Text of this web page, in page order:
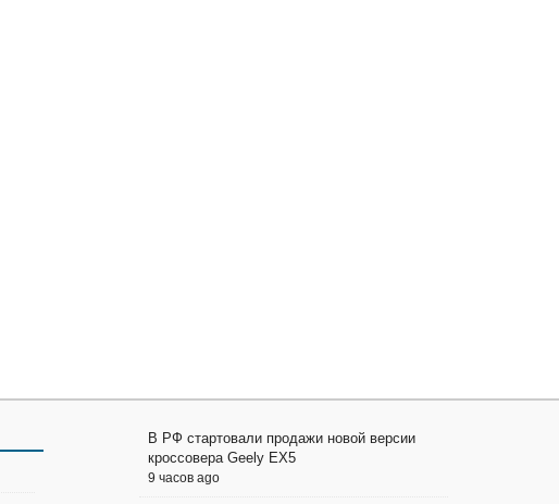
В РФ стартовали продажи новой версии
кроссовера Geely EX5
9 часов ago